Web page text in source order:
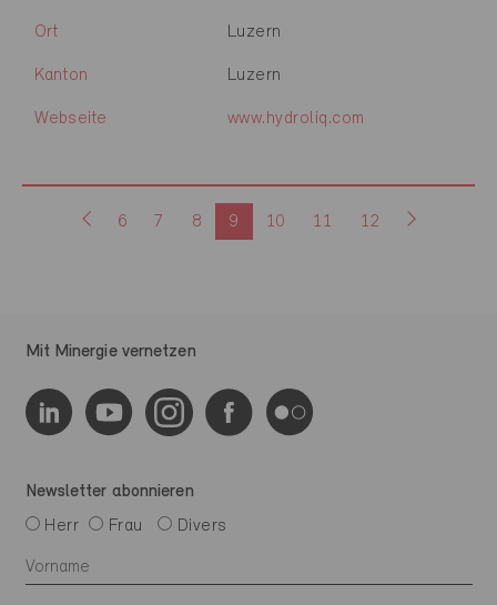
Ort Luzern
Kanton Luzern
Webseite www.hydroliq.com
6 7 8 9 10 11 12
Mit Minergie vernetzen
Newsletter abonnieren
Herr
Frau Divers